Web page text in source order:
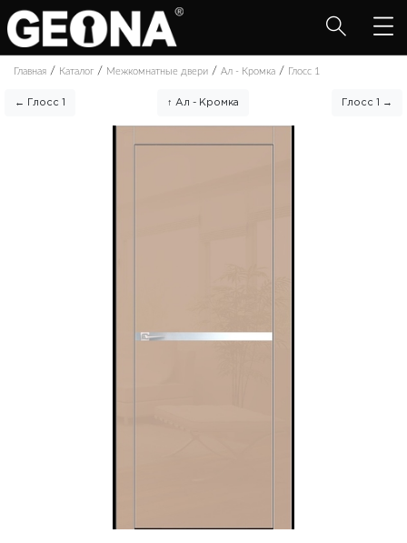
Главная / Каталог / Межкомнатные двери / Ал - Кромка / Глосс 1
← Глосс 1 ↑ Ал - Кромка Глосс 1 →